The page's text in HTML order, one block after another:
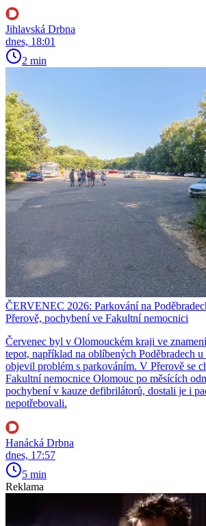
Jihlavská Drbna
dnes, 18:01
2 min
ČERVENEC 2026: Parkování na
Přerově, pochybení ve Fakultní nemocnici
Červenec byl v Olomouckém kraji ve
tepot, například na oblíbených Poděbradech
objevil problém s parkováním. V Přerově se
Fakultní nemocnice Olomouc po měsících
pochybení v kauze defibrilátorů, dostali je i
nepotřebovali.
Hanácká Drbna
dnes, 17:57
5 min
Reklama